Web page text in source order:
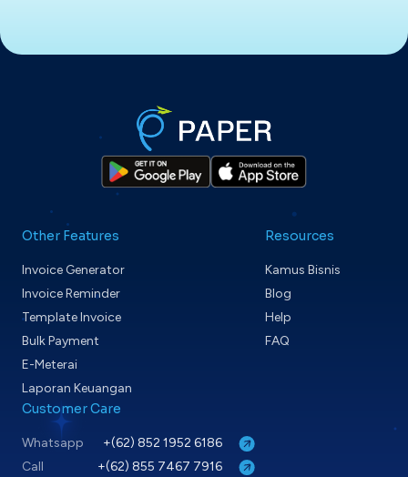
Other Features
Invoice Generator
Invoice Reminder
Template Invoice
Bulk Payment
E-Meterai
Laporan Keuangan
Resources
Kamus Bisnis
Blog
Help
FAQ
Customer Care
Whatsapp
+(62) 852 1952 6186
Call
+(62) 855 7467 7916